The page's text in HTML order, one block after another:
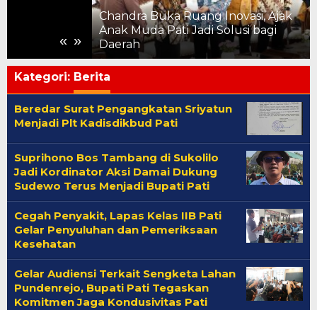
« »
Pelosok
Chandra Buka Ruang Inovasi, Ajak
Anak Muda Pati Jadi Solusi bagi
Daerah
Kategori: Berita
Beredar Surat Pengangkatan Sriyatun
Menjadi Plt Kadisdikbud Pati
Suprihono Bos Tambang di Sukolilo
Jadi Kordinator Aksi Damai Dukung
Sudewo Terus Menjadi Bupati Pati
Cegah Penyakit, Lapas Kelas IIB Pati
Gelar Penyuluhan dan Pemeriksaan
Kesehatan
Gelar Audiensi Terkait Sengketa Lahan
Pundenrejo, Bupati Pati Tegaskan
Komitmen Jaga Kondusivitas Pati